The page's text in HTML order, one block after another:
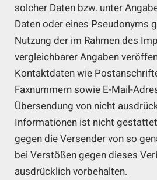
solcher Daten bzw. unter
Daten oder eines Pseudonyms
Nutzung der im Rahmen des
vergleichbarer Angaben
Kontaktdaten wie
Faxnummern sowie E-Mail-
Übersendung von nicht
Informationen ist nicht
gegen die Versender von so
bei Verstößen gegen dieses
ausdrücklich vorbehalten.